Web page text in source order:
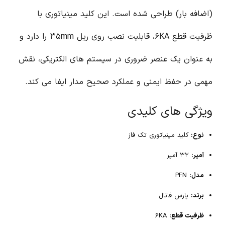
(اضافه بار) طراحی شده است. این کلید مینیاتوری با
ظرفیت قطع ۶KA، قابلیت نصب روی ریل ۳۵mm را دارد و
به عنوان یک عنصر ضروری در سیستم های الکتریکی، نقش
مهمی در حفظ ایمنی و عملکرد صحیح مدار ایفا می کند.
ویژگی های کلیدی
نوع: کلید مینیاتوری تک فاز
آمپر:
مدل:
برند: پارس فانال
ظرفیت قطع: ۶KA